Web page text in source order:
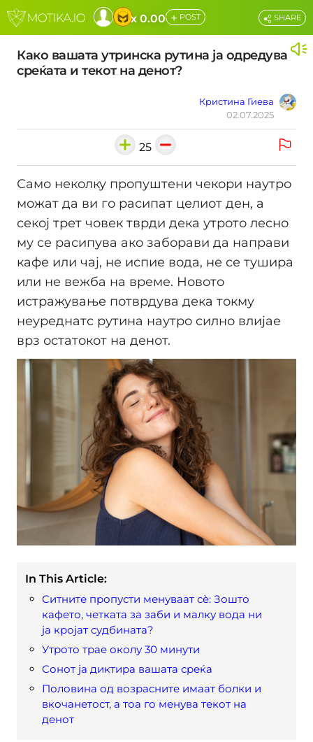
x 0.00 + POST
Како вашата утринска рутина ја одредува
среќата и текот на денот?
Кристина Гиева
02.07.2025
SHARE
25
Само неколку пропуштени чекори наутро
можат да ви го расипат целиот ден, а
секој трет човек тврди дека утрото лесно
му се расипува ако заборави да направи
кафе или чај, не испие вода, не се тушира
или не вежба на време. Новото
истражување потврдува дека токму
неуреднатс рутина наутро силно влијае
врз остатокот на денот.
In This Article:
Ситните пропусти менуваат сè: Зошто
кафето, четката за заби и малку вода ни
ја кројат судбината?
Утрото трае околу 30 минути
Сонот ја диктира вашата среќа
Половина од возрасните имаат болки и
вкочанетост, а тоа го менува текот на
денот